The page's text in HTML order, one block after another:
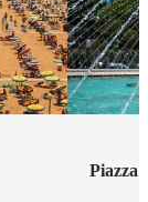
Piazza